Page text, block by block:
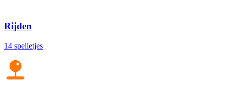
Rijden
14 spelletjes